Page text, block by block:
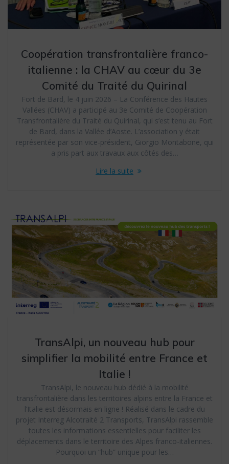
Coopération transfrontalière franco-
italienne : la CHAV au cœur du 3e
Comité du Traité du Quirinal
Fort de Bard, le 4 juin 2026 – La Conférence des Hautes
Vallées (CHAV) a participé au 3e Comité de Coopération
Transfrontalière du Traité du Quirinal, qui s’est tenu au Fort
de Bard, dans la Vallée d’Aoste. L’association y était
représentée par son vice-président, Giorgio Montabone, qui
a pris part aux travaux aux côtés des…
Lire la suite
TransAlpi, un nouveau hub pour
simplifier la mobilité entre France et
Italie !
TransAlpi, le nouveau hub dédié à la mobilité
transfrontalière dans les territoires alpins entre la France et
l’Italie est désormais en ligne ! Réalisé dans le cadre du
projet Interreg Alcotraité 2 Transports, TransAlpi rassemble
toutes les informations essentielles pour faciliter les
déplacements dans le territoire des Alpes franco-italiennes.
Pourquoi un “hub” unique pour les…